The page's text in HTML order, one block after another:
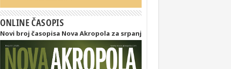
ONLINE ČASOPIS
Novi broj časopisa Nova Akropola za srpanj